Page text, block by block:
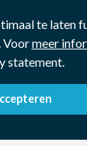
te laten
Voormeer
statement.